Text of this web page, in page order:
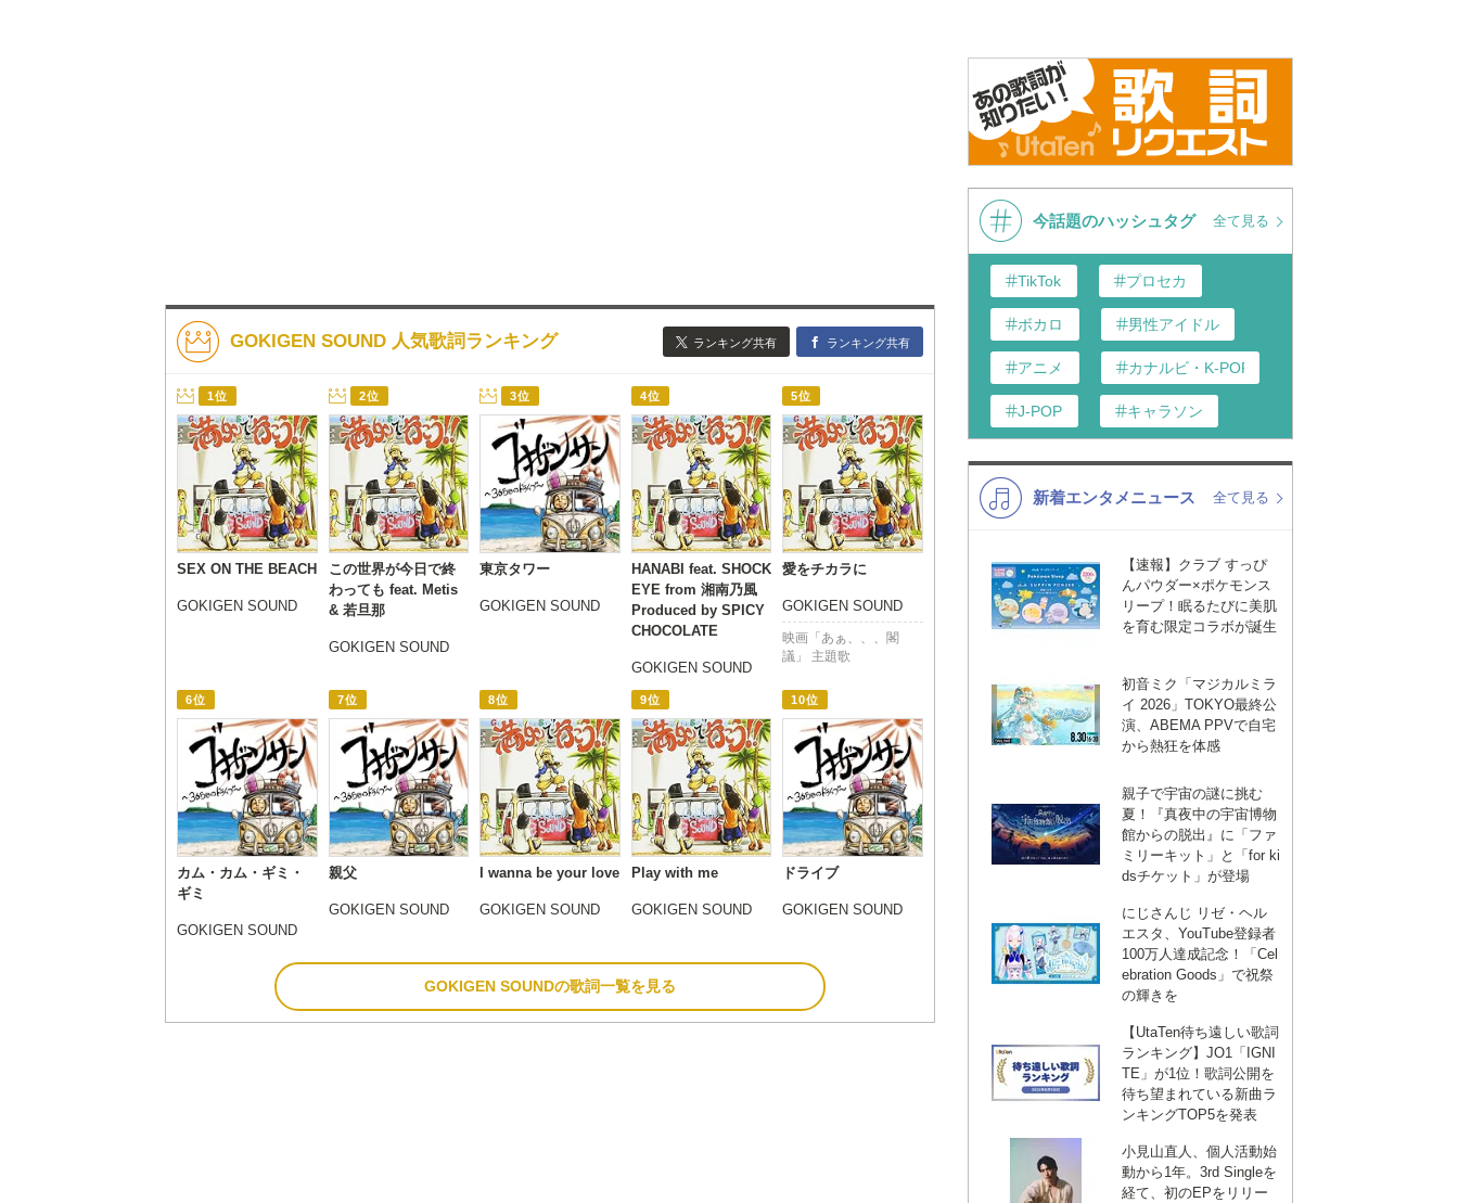
GOKIGEN SOUND 人気歌詞ランキング ランキング共有 ランキング共有
1位
SEX ON THE BEACH
GOKIGEN SOUND
2位
この世界が今日で終
わっても feat. Metis
& 若旦那
GOKIGEN SOUND
3位
東京タワー
GOKIGEN SOUND
4位
HANABI feat. SHOCK
EYE from 湘南乃風
Produced by SPICY
CHOCOLATE
GOKIGEN SOUND
5位
愛をチカラに
GOKIGEN SOUND
映画「あぁ、、、閣
議」 主題歌
6位
カム・カム・ギミ・
ギミ
GOKIGEN SOUND
7位
親父
GOKIGEN SOUND
8位
I wanna be your love
GOKIGEN SOUND
9位
Play with me
GOKIGEN SOUND
10位
ドライブ
GOKIGEN SOUND
GOKIGEN SOUNDの歌詞一覧を見る
今話題のハッシュタグ 全て見る
TikTok プロセカ
ボカロ 男性アイドル
アニメ カナルビ・K-POP和訳
J-POP キャラソン
K-POP 演歌・歌謡
VTuber ディズニー
新着エンタメニュース 全て見る
【速報】クラブ すっぴ
んパウダー×ポケモンス
リープ！眠るたびに美肌
を育む限定コラボが誕生
初音ミク「マジカルミラ
イ 2026」TOKYO最終公
演、ABEMA PPVで自宅
から熱狂を体感
親子で宇宙の謎に挑む
夏！『真夜中の宇宙博物
館からの脱出』に「ファ
ミリーキット」と「for ki
dsチケット」が登場
にじさんじ リゼ・ヘル
エスタ、YouTube登録者
100万人達成記念！「Cel
ebration Goods」で祝祭
の輝きを
【UtaTen待ち遠しい歌詞
ランキング】JO1「IGNI
TE」が1位！歌詞公開を
待ち望まれている新曲ラ
ンキングTOP5を発表
小見山直人、個人活動始
動から1年。3rd Singleを
経て、初のEPをリリー